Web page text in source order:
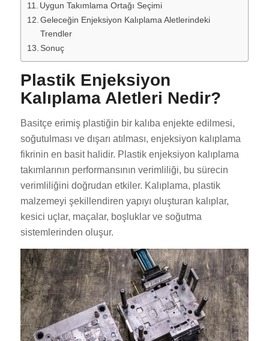
Uygun Takımlama Ortağı Seçimi
Geleceğin Enjeksiyon Kalıplama Aletlerindeki
Trendler
Sonuç
Plastik Enjeksiyon
Kalıplama Aletleri Nedir?
Basitçe erimiş plastiğin bir kalıba enjekte edilmesi,
soğutulması ve dışarı atılması, enjeksiyon kalıplama
fikrinin en basit halidir. Plastik enjeksiyon kalıplama
takımlarının performansının verimliliği, bu sürecin
verimliliğini doğrudan etkiler. Kalıplama, plastik
malzemeyi şekillendiren yapıyı oluşturan kalıplar,
kesici uçlar, maçalar, boşluklar ve soğutma
sistemlerinden oluşur.